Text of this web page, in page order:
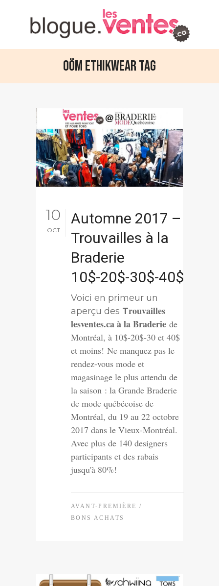
Oöm Ethikwear Tag
10
OCT
Automne 2017 –
Trouvailles à la
Braderie
10$-20$-30$-40$
Voici en primeur un
aperçu des Trouvailles
lesventes.ca à la Braderie de
Montréal, à 10$-20$-30 et 40$
et moins! Ne manquez pas le
rendez-vous mode et
magasinage le plus attendu de
la saison : la Grande Braderie
de mode québécoise de
Montréal, du 19 au 22 octobre
2017 dans le Vieux-Montréal.
Avec plus de 140 designers
participants et des rabais
jusqu'à 80%!
AVANT-PREMIÈRE /
BONS ACHATS